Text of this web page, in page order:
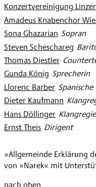
Konzertvereinigung
Amadeus Knabenchor
Sona Ghazarian: Sopran
Steven Scheschareg:
Thomas Diestler
:
Gunda König: Sprecherin
Llorenc Barber
:
Dieter Kaufmann:
Hans Döllinger
: Klangregie
Ernst Theis
: Dirigent
»Allgemeinde Erklärung
von »Narek« mit